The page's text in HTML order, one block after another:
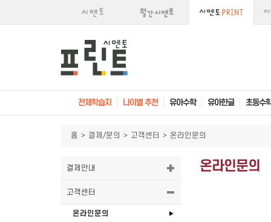
전체학습지 나이별 추천 유아수학 유아한글 초등수
홈 > 결제/문의 > 고객센터 > 온라인문의
결제안내
고객센터
온라인문의
온라인문의